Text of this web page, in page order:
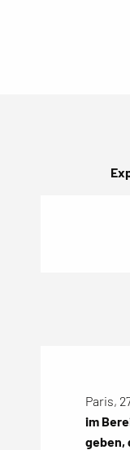
Paris,
im
geben,